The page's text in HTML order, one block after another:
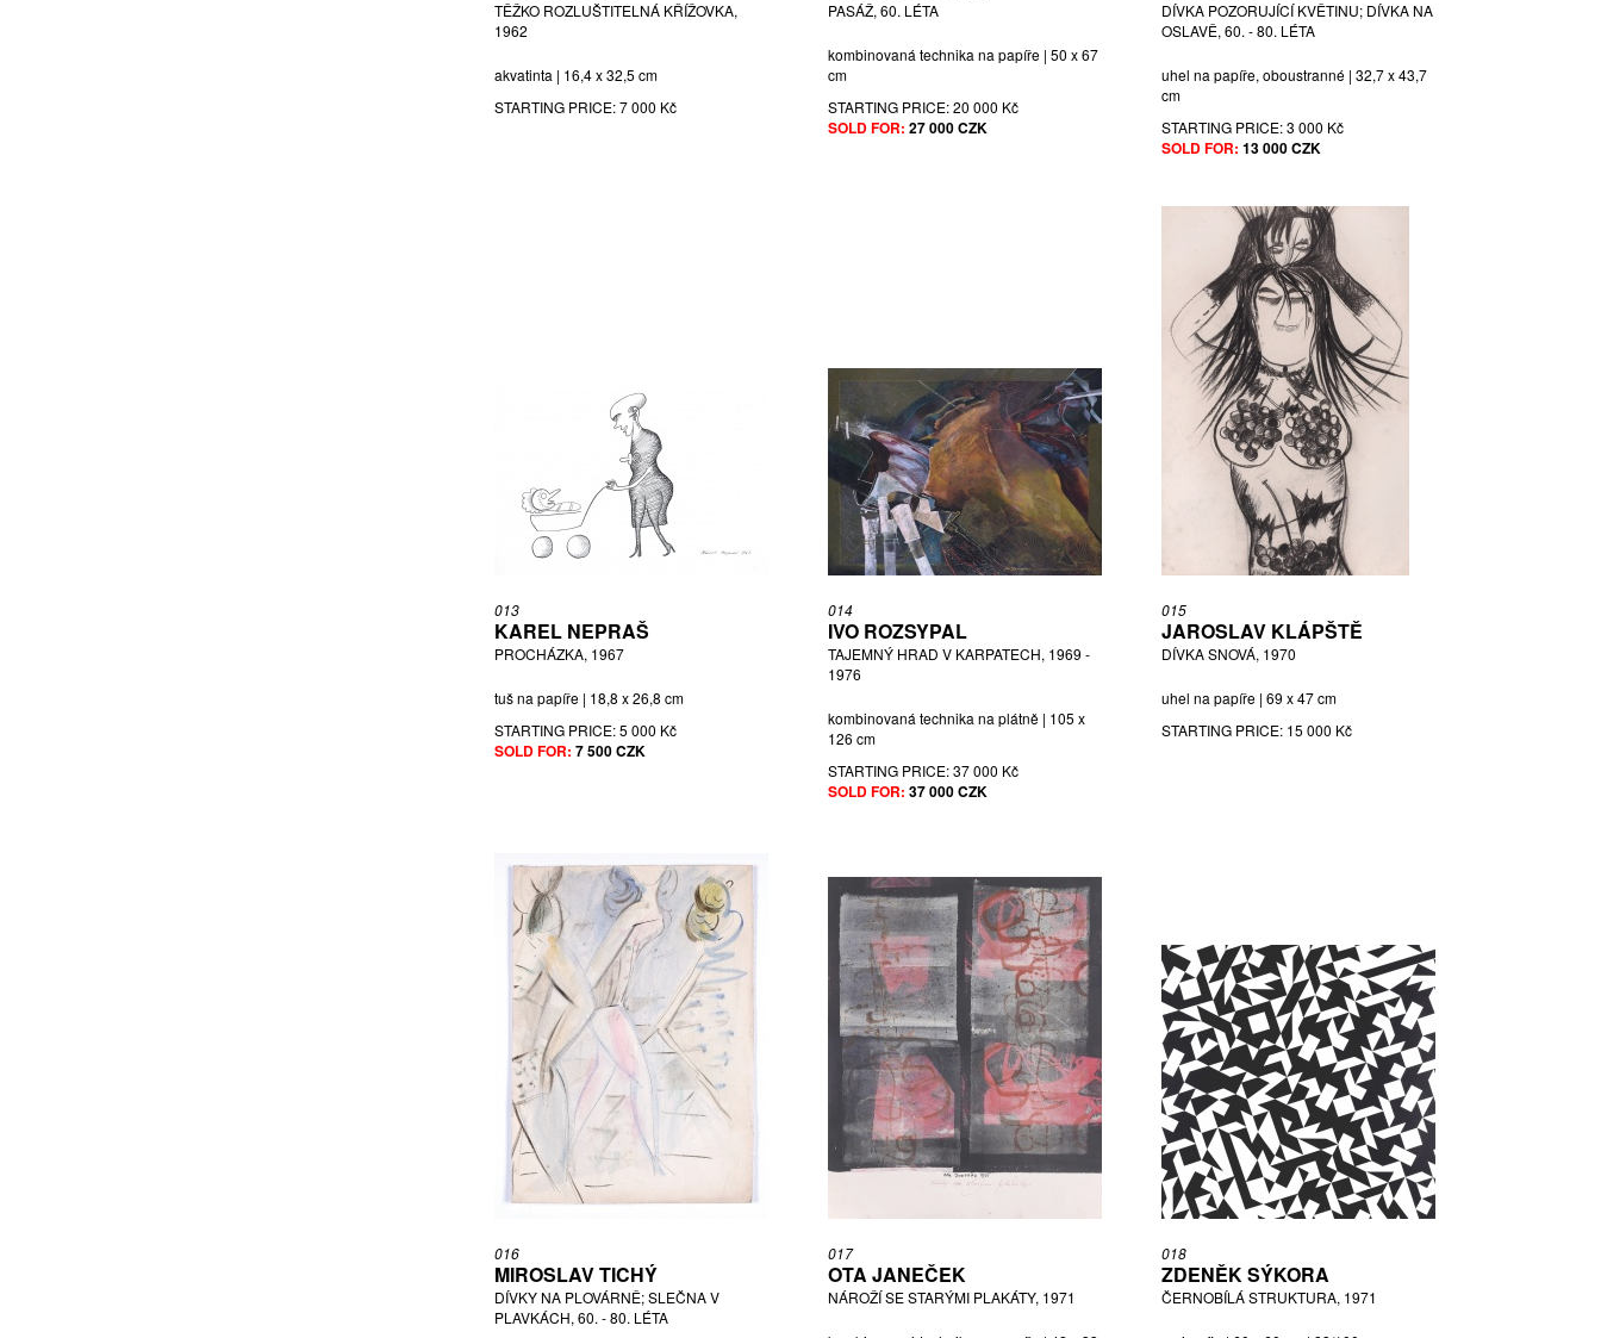
TĚŽKO ROZLUŠTITELNÁ KŘÍŽOVKA,
1962
akvatinta | 16,4 x 32,5 cm
STARTING PRICE:7 000 Kč
PASÁŽ, 60. LÉTA
kombinovaná technika na papíře | 50 x 67
cm
STARTING PRICE:20 000 Kč
SOLD FOR: 27 000 CZK
DÍVKA POZORUJÍCÍ KVĚTINU; DÍVKA NA
OSLAVĚ, 60. - 80. LÉTA
uhel na papíře, oboustranné | 32,7 x 43,7
cm
STARTING PRICE:3 000 Kč
SOLD FOR: 13 000 CZK
013
KAREL NEPRAŠ
PROCHÁZKA, 1967
tuš na papíře | 18,8 x 26,8 cm
STARTING PRICE:5 000 Kč
SOLD FOR: 7 500 CZK
014
IVO ROZSYPAL
TAJEMNÝ HRAD V KARPATECH, 1969 -
1976
kombinovaná technika na plátně | 105 x
126 cm
STARTING PRICE:37 000 Kč
SOLD FOR: 37 000 CZK
015
JAROSLAV KLÁPŠTĚ
DÍVKA SNOVÁ, 1970
uhel na papíře | 69 x 47 cm
STARTING PRICE: 15 000 Kč
016
MIROSLAV TICHÝ
DÍVKY NA PLOVÁRNĚ; SLEČNA V
PLAVKÁCH, 60. - 80. LÉTA
017
OTA JANEČEK
NÁROŽÍ SE STARÝMI PLAKÁTY, 1971
018
ZDENĚK SÝKORA
ČERNOBÍLÁ STRUKTURA, 1971